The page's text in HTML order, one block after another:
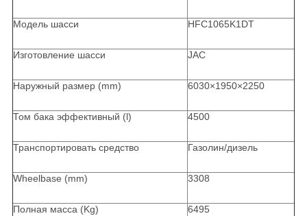
Модель шасси HFC1065K1DT
Изготовление шасси JAC
Наружный размер (mm) 6030×1950×2250
Том бака эффективный (l) 4500
Транспортировать средство Газолин/дизель
Wheelbase (mm) 3308
Полная масса (Kg) 6495